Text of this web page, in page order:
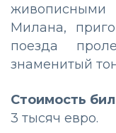
Милана,
поезда
знаменитый
Стоимость
3 тысяч евро.